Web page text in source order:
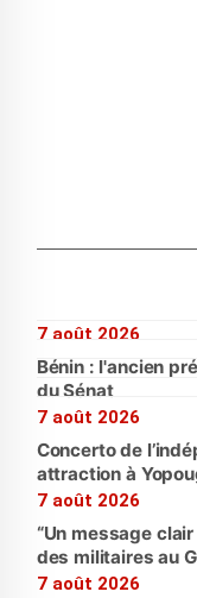
7 août 2026
Bénin : l'ancien
du Sénat
7 août 2026
Concerto de
attraction à
7 août 2026
“Un message
des militaires au
7 août 2026